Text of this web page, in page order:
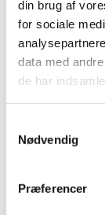
din brug af
for sociale
data med
de har
Nødvendig
Præferencer
Du vil